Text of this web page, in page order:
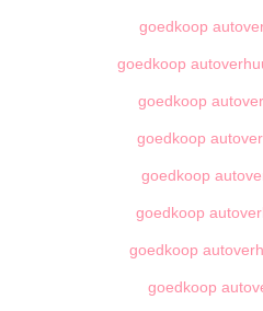
goedkoop
goedkoop
goedkoop
goedkoop
goedkoop
goedkoop
goedkoop
goedkoop